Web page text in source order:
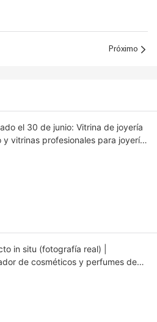
Próximo
el 30 de junio: Vitrina de joyería
y vitrinas profesionales para joyería
in situ (fotografía real) |
de cosméticos y perfumes de